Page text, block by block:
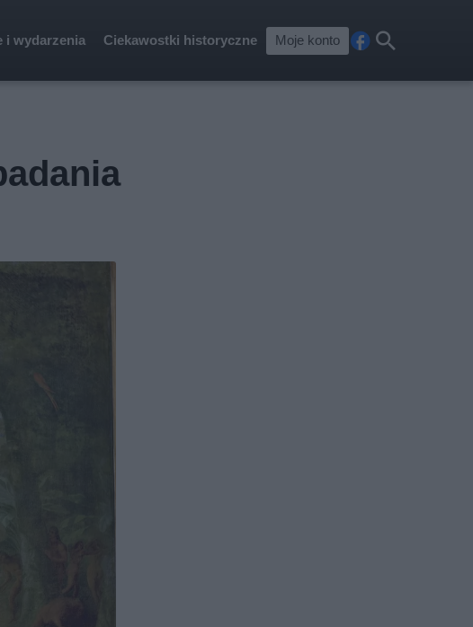
i wydarzenia Ciekawostki historyczne Moje konto
cebkaj